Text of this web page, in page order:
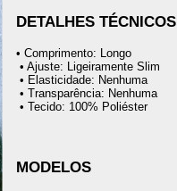
DETALHES TÉCNICOS
• Comprimento: Longo
• Ajuste: Ligeiramente Slim
• Elasticidade: Nenhuma
• Transparência: Nenhuma
• Tecido: 100% Poliéster
MODELOS